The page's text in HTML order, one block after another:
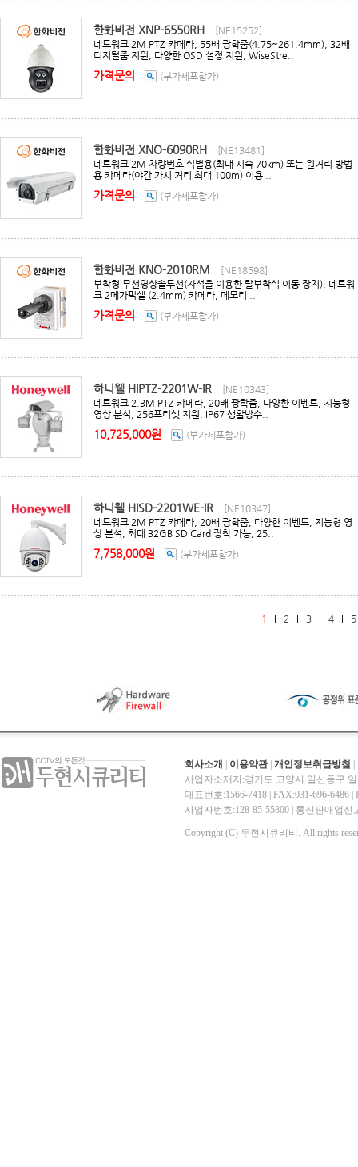
한화비전 XNP-6550RH
[NE15252]
네트워크 2M PTZ 카메라, 55배 광학줌(4.75~261.4mm), 32배
디지털줌 지원, 다양한 OSD 설정 지원, WiseStre..
가격문의 (부가세포함가)
한화비전 XNO-6090RH
[NE13481]
네트워크 2M 차량번호 식별용(최대 시속 70km) 또는 원거리 방법
용 카메라(야간 가시 거리 최대 100m) 이용 ..
가격문의 (부가세포함가)
한화비전 KNO-2010RM
[NE18598]
부착형 무선영상솔루션(자석을 이용한 탈부착식 이동 장치), 네트워
크 2메가픽셀 (2.4mm) 카메라, 메모리 ..
가격문의 (부가세포함가)
하니웰 HIPTZ-2201W-IR
[NE10343]
네트워크 2.3M PTZ 카메라, 20배 광학줌, 다양한 이벤트, 지능형
영상 분석, 256프리셋 지원, IP67 생활방수..
10,725,000원 (부가세포함가)
하니웰 HISD-2201WE-IR
[NE10347]
네트워크 2M PTZ 카메라, 20배 광학줌, 다양한 이벤트, 지능형 영
상 분석, 최대 32GB SD Card 장착 가능, 25..
7,758,000원 (부가세포함가)
1 | 2 | 3 | 4 | 5
회사소개 이용약관| 개인정보취급방침
사업자소재지:경기도 고양시 일산동구
대표번호:1566-7418 | FAX:031-696-6486 |
사업자번호:128-85-55800 | 통신판매업
Copyright (C) 두현시큐리티. All rights